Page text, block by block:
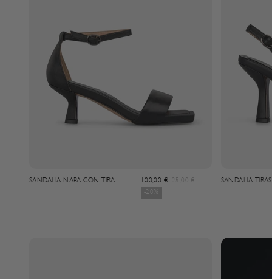
SANDALIA NAPA CON TIRA
Angebot
100,00 €Regulärer Preis
125,00 €
-20%
SANDALIA TIRAS